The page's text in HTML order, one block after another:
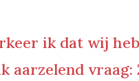
ik dat wij
aarzelend vraag: